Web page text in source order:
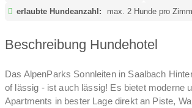
erlaubte Hundeanzahl:
max. 2 Hunde pro
Beschreibung Hundehotel
Das AlpenParks Sonnleiten in Saalbach
of lässig - ist auch lässig! Es bietet moderne
Apartments in bester Lage direkt an Piste,